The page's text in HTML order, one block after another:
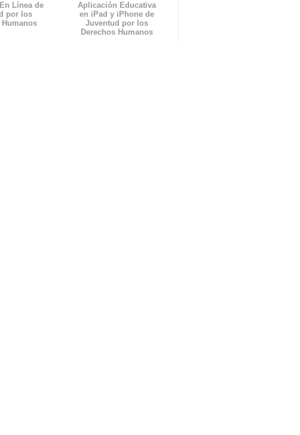
Línea de
por los
Humanos
Aplicación Educativa
en iPad y iPhone de
Juventud por los
Derechos Humanos